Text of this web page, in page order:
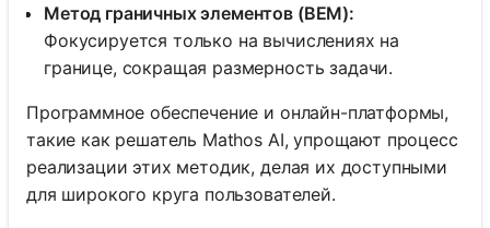
Метод граничных элементов (BEM):
Фокусируется только на вычислениях на
границе, сокращая размерность задачи.
Программное обеспечение и онлайн-платформы,
такие как решатель Mathos AI, упрощают процесс
реализации этих методик, делая их доступными
для широкого круга пользователей.